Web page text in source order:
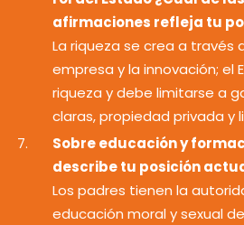
afirmaciones refleja tu
La riqueza se crea a través
empresa y la innovación; el
riqueza y debe limitarse a
claras, propiedad privada y
Sobre educación y
describe tu posición
Los padres tienen la
educación moral y sexual